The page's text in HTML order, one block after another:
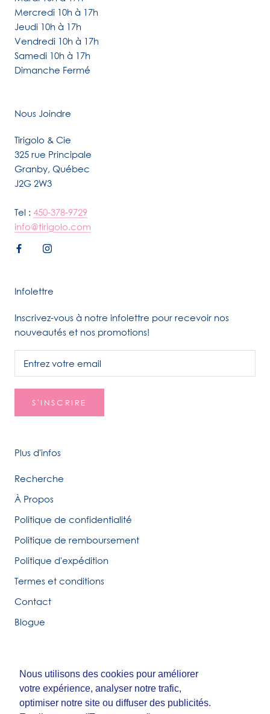
Nous utilisons des cookies pour améliorer
votre expérience, analyser notre trafic,
optimiser notre site ou diffuser des publicités.
Nous utilisons des cookies pour améliorer
votre expérience, analyser notre trafic,
optimiser notre site ou diffuser des publicités.
Mercredi 10h à 17h
Jeudi 10h à 17h
Vendredi 10h à 17h
Samedi 10h à 17h
Dimanche Fermé
Nous Joindre
Tirigolo & Cie
325 rue Principale
Granby, Québec
J2G 2W3
Tel : 450-378-9729
info@tirigolo.com
Infolettre
Inscrivez-vous à notre infolettre pour recevoir nos
nouveautés et nos promotions!
S'INSCRIRE
Plus d'infos
Recherche
À Propos
Politique de confidentialité
Politique de remboursement
Politique d'expédition
Termes et conditions
Contact
Blogue
© Tirigolo et Cie.
Fait parThird Party Studio